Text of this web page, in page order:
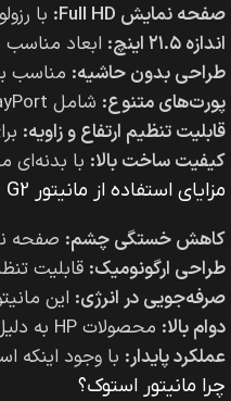
صفحه نمایش Full HD:
با رزولوشن ۱۰۸۰×۱۹۲۰ پیکسل، این مانیتور تصاویر
اندازه ۲۱.۵ اینچ:
ابعاد مناسب
طراحی بدون حاشیه: مناسب
پورت‌های متنوع: شامل HDMI، DisplayPort و VGA برای اتصال آسان به دستگاه‌های مختلف.
قابلیت تنظیم ارتفاع و زاویه:
کیفیت ساخت بالا: با
مزایای استفاده از مانیتور Z22n G2
کاهش خستگی چشم: صفحه
طراحی ارگونومیک: قابلیت
صرفه‌جویی در انرژی: این
دوام بالا: محصولات HP به دلیل استفاده از مواد باکیفیت، دوام و ماندگاری بالایی دارند.
عملکرد پایدار: با وجود
چرا مانیتور استوک؟